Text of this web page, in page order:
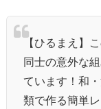
【ひるまえ】
同士の意外な
ています！和
類で作る簡単